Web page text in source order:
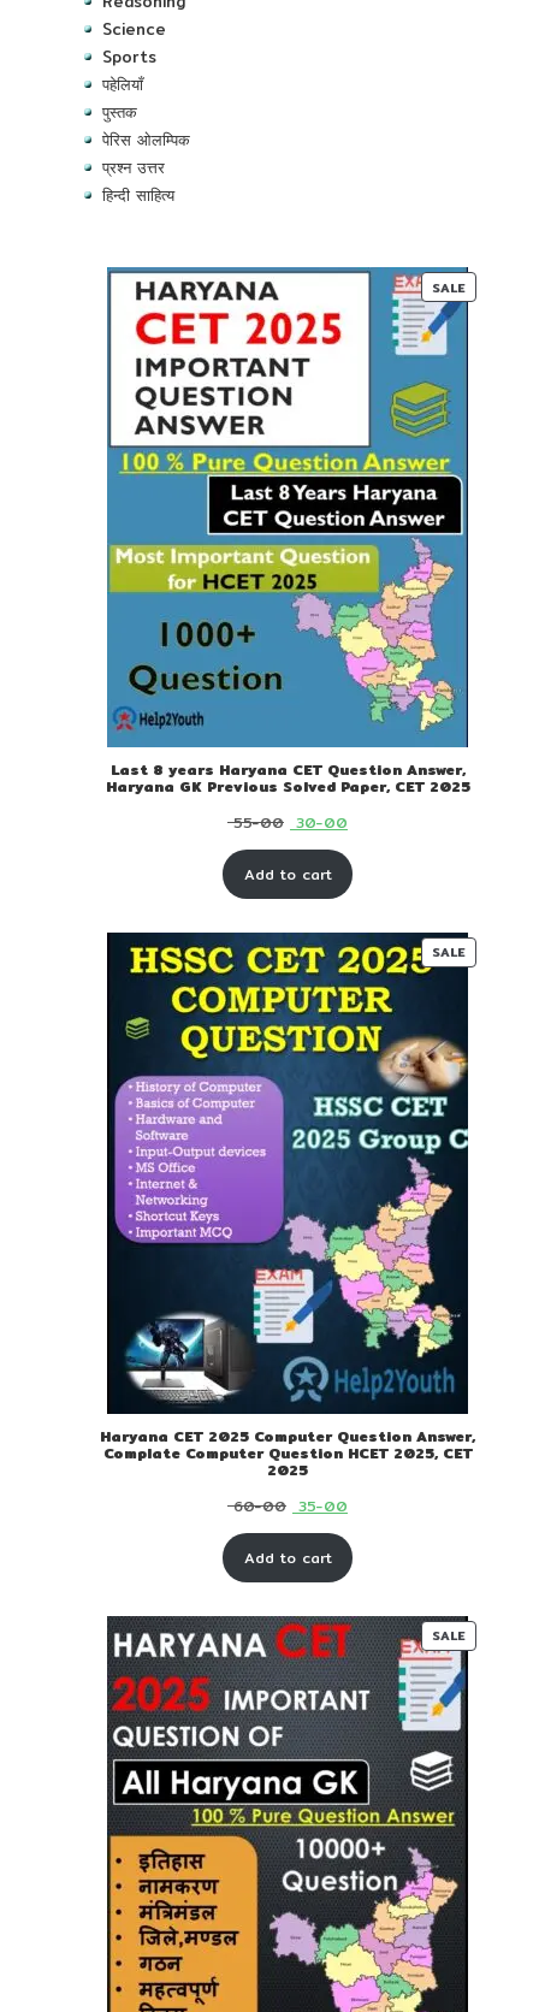
Science
Sports
पहेलियाँ
पुस्तक
पेरिस ओलम्पिक
प्रश्न उत्तर
हिन्दी साहित्य
SALE
Last 8 years Haryana CET Question Answer,
Haryana GK Previous Solved Paper, CET 2025
55-00 Original
price
was:
00.
30-00Current
price
is:
00.
Add to cart
SALE
Haryana CET 2025 Computer Question Answer,
Complate Computer Question HCET 2025, CET
2025
60-00 Original
price
was:
00.
35-00Current
price
is:
00.
Add to cart
SALE
ON
SALE